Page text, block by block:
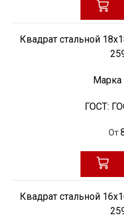
Квадрат стальной
Марка
ГОСТ:
От
Квадрат стальной